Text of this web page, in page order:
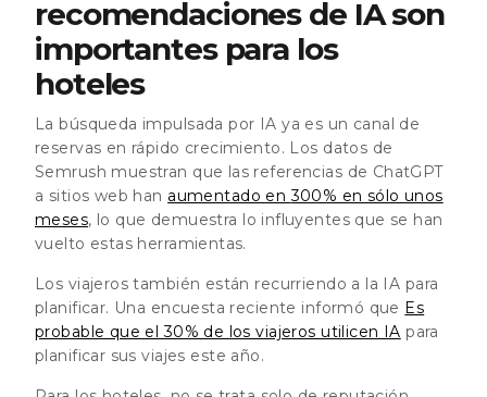
recomendaciones de IA son
importantes para los
hoteles
La búsqueda impulsada por IA ya es un canal de
reservas en rápido crecimiento. Los datos de
Semrush muestran que las referencias de ChatGPT
a sitios web han aumentado en300% en sólo unos
meses, lo que demuestra lo influyentes que se han
vuelto estas herramientas.
Los viajeros también están recurriendo a la IA para
planificar. Una encuesta reciente informó que Es
probable que el 30% de los viajeros utilicen IA para
planificar sus viajes este año.